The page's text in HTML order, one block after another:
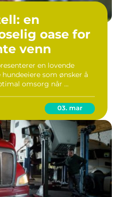
en
oase for
venn
en lovende
som ønsker å
omsorg når ...
03. mar